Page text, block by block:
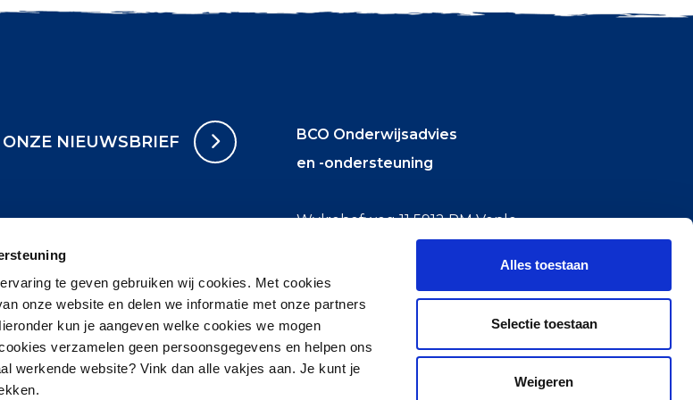
te geven gebruiken wij cookies. Met cookies
onze website en delen we informatie met onze partners
kun je aangeven welke cookies we mogen
verzamelen geen persoonsgegevens en helpen ons
werkende website? Vink dan alle vakjes aan. Je kunt je
Alles toestaan
Selectie toestaan
Weigeren
NIEUWSBRIEF
BCO Onderwijsadvies
en -ondersteuning
Wylrehofweg 11 5912 PM Venlo
Einfo@bco-onderwijsadvies.nl